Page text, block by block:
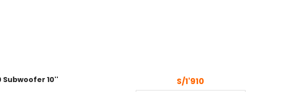
Subwoofer 10''
S/1'910